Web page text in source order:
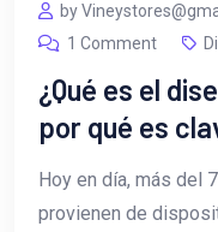
by
1 Comment
¿Qué es el
por qué es
Hoy en día, más del
provienen de